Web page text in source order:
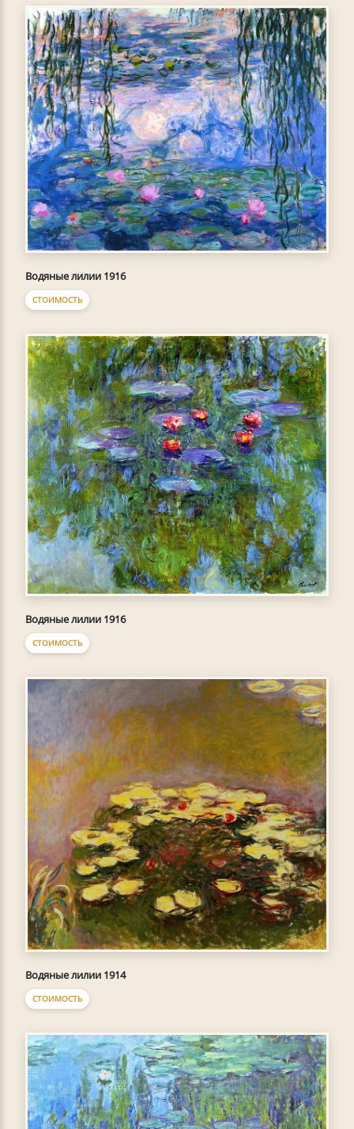
Водяные лилии 1916
СТОИМОСТЬ
Водяные лилии 1916
СТОИМОСТЬ
Водяные лилии 1914
СТОИМОСТЬ